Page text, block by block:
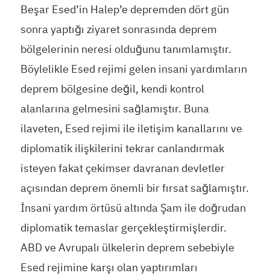
Beşar Esed’in Halep’e depremden dört gün
sonra yaptığı ziyaret sonrasında deprem
bölgelerinin neresi olduğunu tanımlamıştır.
Böylelikle Esed rejimi gelen insani yardımların
deprem bölgesine değil, kendi kontrol
alanlarına gelmesini sağlamıştır. Buna
ilaveten, Esed rejimi ile iletişim kanallarını ve
diplomatik ilişkilerini tekrar canlandırmak
isteyen fakat çekimser davranan devletler
açısından deprem önemli bir fırsat sağlamıştır.
İnsani yardım örtüsü altında Şam ile doğrudan
diplomatik temaslar gerçekleştirmişlerdir.
ABD ve Avrupalı ülkelerin deprem sebebiyle
Esed rejimine karşı olan yaptırımları